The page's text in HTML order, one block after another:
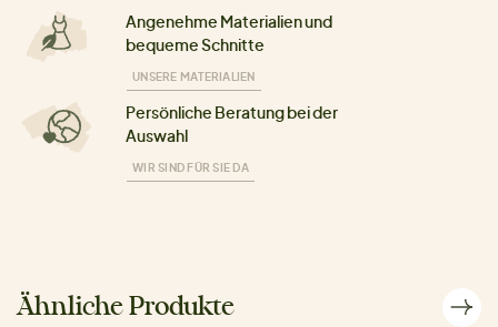
Angenehme Materialien und
bequeme Schnitte
UNSERE MATERIALIEN
Persönliche Beratung bei der
Auswahl
WIR SIND FÜR SIE DA
Ähnliche Produkte